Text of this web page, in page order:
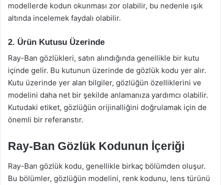
modellerde kodun okunması zor olabilir, bu nedenle ışık
altında incelemek faydalı olabilir.
2. Ürün Kutusu Üzerinde
Ray-Ban gözlükleri, satın alındığında genellikle bir kutu
içinde gelir. Bu kutunun üzerinde de gözlük kodu yer alır.
Kutu üzerinde yer alan bilgiler, gözlüğün özelliklerini ve
modelini daha net bir şekilde anlamanıza yardımcı olabilir.
Kutudaki etiket, gözlüğün orijinalliğini doğrulamak için de
önemli bir referanstır.
Ray-Ban Gözlük Kodunun İçeriği
Ray-Ban gözlük kodu, genellikle birkaç bölümden oluşur.
Bu bölümler, gözlüğün modelini, renk kodunu, lens türünü